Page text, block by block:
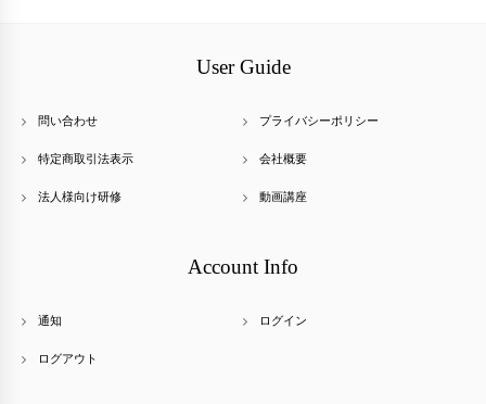
User Guide
問い合わせ プライバシーポリシー
特定商取引法表示 会社概要
法人様向け研修 動画講座
Account Info
通知 ログイン
ログアウト